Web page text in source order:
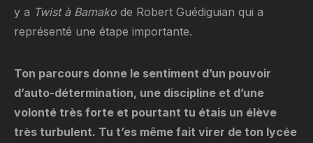
y a Twist à Bamako de Robert Guédiguian qui a
représenté une étape importante.
Ton parcours donne le sentiment d’un pouvoir
d’auto-détermination, une discipline et d’une
volonté très forte et pourtant tu étais un élève
très turbulent. Tu t’es même fait virer de ton lycée